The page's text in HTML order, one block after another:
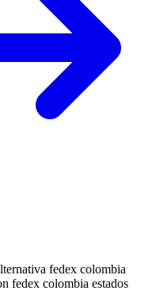
fedex colombia
fedex colombia estados